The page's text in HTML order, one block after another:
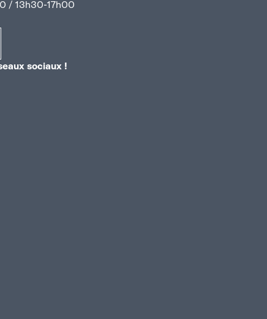
/ 13h30-17h00
sociaux !